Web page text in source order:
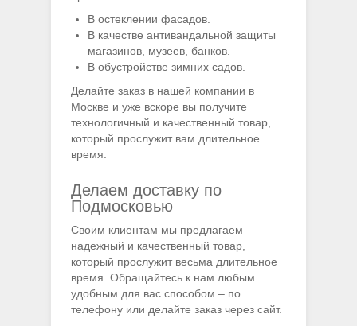
В остеклении фасадов.
В качестве антивандальной защиты
магазинов, музеев, банков.
В обустройстве зимних садов.
Делайте заказ в нашей компании в
Москве и уже вскоре вы получите
технологичный и качественный товар,
который прослужит вам длительное
время.
Делаем доставку по
Подмосковью
Своим клиентам мы предлагаем
надежный и качественный товар,
который прослужит весьма длительное
время. Обращайтесь к нам любым
удобным для вас способом – по
телефону или делайте заказ через сайт.